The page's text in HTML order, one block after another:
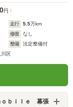
円
走行 5.5万km
修復
なし
整備
法定整備付
川区
ｂｉｌｅ 幕張